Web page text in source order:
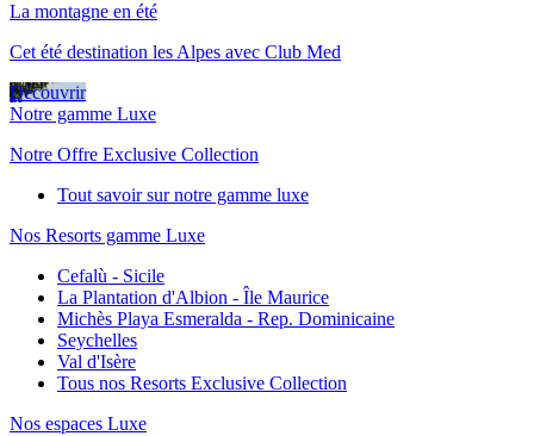
La montagne en été
Cet été destination les Alpes avec Club Med
Découvrir
Notre gamme Luxe
Notre Offre Exclusive Collection
Tout savoir sur notre gamme luxe
Nos Resorts gamme Luxe
Cefalù - Sicile
La Plantation d'Albion - Île Maurice
Michès Playa Esmeralda - Rep. Dominicaine
Seychelles
Val d'Isère
Tous nos Resorts Exclusive Collection
Nos espaces Luxe